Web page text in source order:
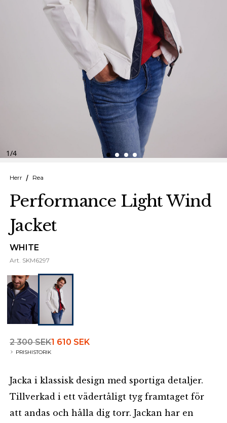
1/4
Herr Rea
Performance Light Wind
Jacket
WHITE
Art. SKM6297
2 300 SEK1 610 SEK
PRISHISTORIK
Jacka i klassisk design med sportiga detaljer.
Tillverkad i ett vädertåligt tyg framtaget för
att andas och hålla dig torr. Jackan har en